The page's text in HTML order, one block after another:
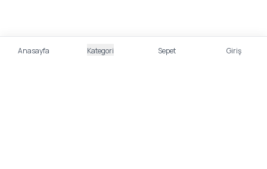
Anasayfa Kategori Sepet Giriş